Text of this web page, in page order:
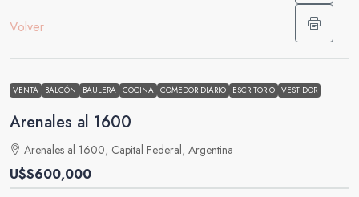
Volver
VENTA BALCÓN BAULERA COCINA COMEDOR DIARIO ESCRITORIO VESTIDOR
Arenales al 1600
Arenales al 1600, Capital Federal, Argentina
U$S600,000